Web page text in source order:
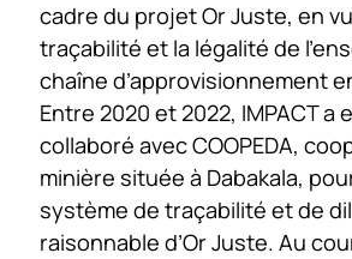
cadre du projet Or Juste, en
traçabilité et la légalité de
chaîne d’approvisionnement
Entre 2020 et 2022, IMPACT a
collaboré avec COOPEDA,
minière située à Dabakala,
système de traçabilité et de
raisonnable d’Or Juste. Au